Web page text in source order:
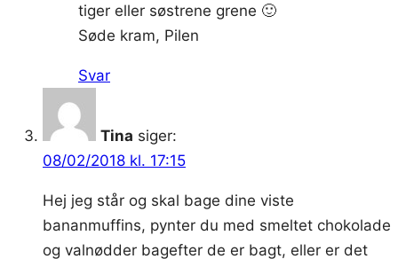
tiger eller søstrene grene 🙂
Søde kram, Pilen
Svar
Tina siger:
08/02/2018 kl. 17:15
Hej jeg står og skal bage dine viste
bananmuffins, pynter du med smeltet chokolade
og valnødder bagefter de er bagt, eller er det